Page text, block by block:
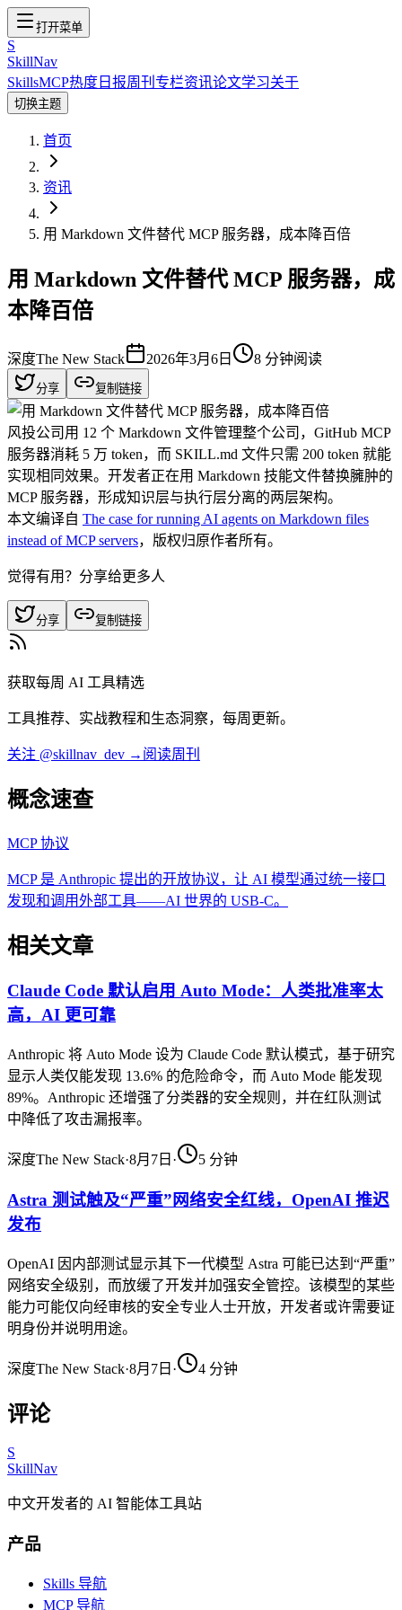
打开菜单
S
SkillNav
SkillsMCP热度 日报周刊 专栏资讯论文学习关于
切换主题
首页
资讯
用 Markdown 文件替代 MCP 服务器，成本降百倍
用 Markdown 文件替代 MCP 服务器，成
本降百倍
深度The New Stack 2026年3月6日 8 分钟阅读
分享 复制链接
风投公司用 12 个 Markdown 文件管理整个公司，GitHub MCP
服务器消耗 5 万 token，而 SKILL.md 文件只需 200 token 就能
实现相同效果。开发者正在用 Markdown 技能文件替换臃肿的
MCP 服务器，形成知识层与执行层分离的两层架构。
本文编译自 The case for running AI agents on Markdown files
instead of MCP servers，版权归原作者所有。
觉得有用？分享给更多人
分享 复制链接
获取每周 AI 工具精选
工具推荐、实战教程和生态洞察，每周更新。
关注 @skillnav_dev → 阅读周刊
概念速查
MCP 协议
MCP 是 Anthropic 提出的开放协议，让 AI 模型通过统一接口
发现和调用外部工具——AI 世界的 USB-C。
相关文章
Claude Code 默认启用 Auto Mode：人类批准率太
高，AI 更可靠
Anthropic 将 Auto Mode 设为 Claude Code 默认模式，基于研究
显示人类仅能发现 13.6% 的危险命令，而 Auto Mode 能发现
89%。Anthropic 还增强了分类器的安全规则，并在红队测试
中降低了攻击漏报率。
深度The New Stack·8月7日 · 5 分钟
Astra 测试触及“严重”网络安全红线，OpenAI 推迟
发布
OpenAI 因内部测试显示其下一代模型 Astra 可能已达到“严重”
网络安全级别，而放缓了开发并加强安全管控。该模型的某些
能力可能仅向经审核的安全专业人士开放，开发者或许需要证
明身份并说明用途。
深度The New Stack·8月7日 · 4 分钟
评论
S
SkillNav
中文开发者的 AI 智能体工具站
产品
Skills 导航
MCP 导航